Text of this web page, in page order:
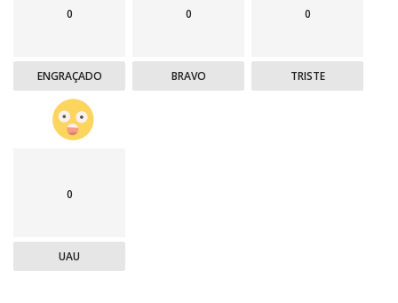
0
ENGRAÇADO
0
BRAVO
0
TRISTE
0
UAU